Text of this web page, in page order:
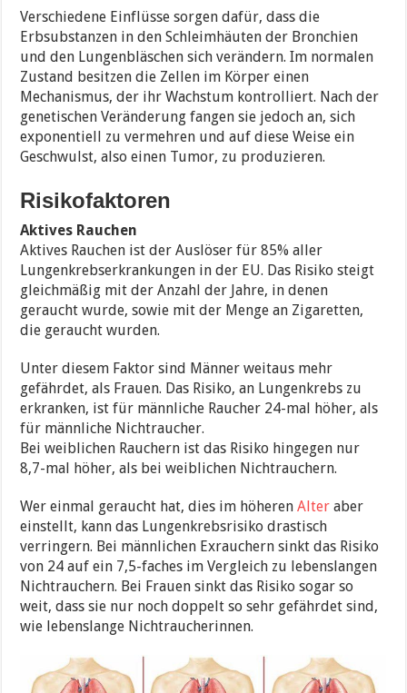
Verschiedene Einflüsse sorgen dafür, dass die
Erbsubstanzen in den Schleimhäuten der Bronchien
und den Lungenbläschen sich verändern. Im normalen
Zustand besitzen die Zellen im Körper einen
Mechanismus, der ihr Wachstum kontrolliert. Nach der
genetischen Veränderung fangen sie jedoch an, sich
exponentiell zu vermehren und auf diese Weise ein
Geschwulst, also einen Tumor, zu produzieren.
Risikofaktoren
Aktives Rauchen
Aktives Rauchen ist der Auslöser für 85% aller
Lungenkrebserkrankungen in der EU. Das Risiko steigt
gleichmäßig mit der Anzahl der Jahre, in denen
geraucht wurde, sowie mit der Menge an Zigaretten,
die geraucht wurden.
Unter diesem Faktor sind Männer weitaus mehr
gefährdet, als Frauen. Das Risiko, an Lungenkrebs zu
erkranken, ist für männliche Raucher 24-mal höher, als
für männliche Nichtraucher.
Bei weiblichen Rauchern ist das Risiko hingegen nur
8,7-mal höher, als bei weiblichen Nichtrauchern.
Wer einmal geraucht hat, dies im höherenAlter aber
einstellt, kann das Lungenkrebsrisiko drastisch
verringern. Bei männlichen Exrauchern sinkt das Risiko
von 24 auf ein 7,5-faches im Vergleich zu lebenslangen
Nichtrauchern. Bei Frauen sinkt das Risiko sogar so
weit, dass sie nur noch doppelt so sehr gefährdet sind,
wie lebenslange Nichtraucherinnen.